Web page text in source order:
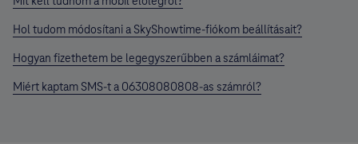
Hol tudom módosítani a SkyShowtime-fiókom beállításait?
Hogyan fizethetem be legegyszerűbben a számláimat?
Miért kaptam SMS-t a 06308080808-as számról?